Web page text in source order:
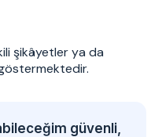
şikâyetler ya da
güvenli,